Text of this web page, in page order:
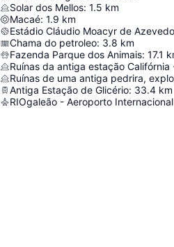
Solar dos Mellos: 1.5 km
Macaé: 1.9 km
Estádio Cláudio Moacyr de Azevedo
Chama do petroleo: 3.8 km
Fazenda Parque dos Animais: 17.1
Antiga Estação de Glicério: 33.4 km
RIOgaleão - Aeroporto